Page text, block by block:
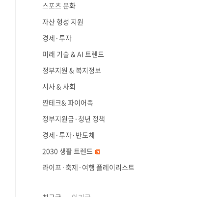
스포츠 문화
자산 형성 지원
경제·투자
미래 기술 & AI 트렌드
정부지원 & 복지정보
시사 & 사회
짠테크& 파이어족
정부지원금·청년 정책
경제·투자·반도체
2030 생활 트렌드
라이프·축제·여행 플레이리스트